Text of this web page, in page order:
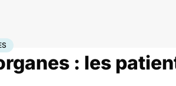
: les